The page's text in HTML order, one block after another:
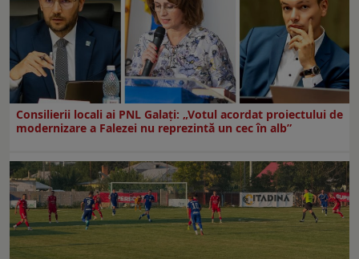
Consilierii locali ai PNL Galaţi: „Votul acordat proiectului de
modernizare a Falezei nu reprezintă un cec în alb”